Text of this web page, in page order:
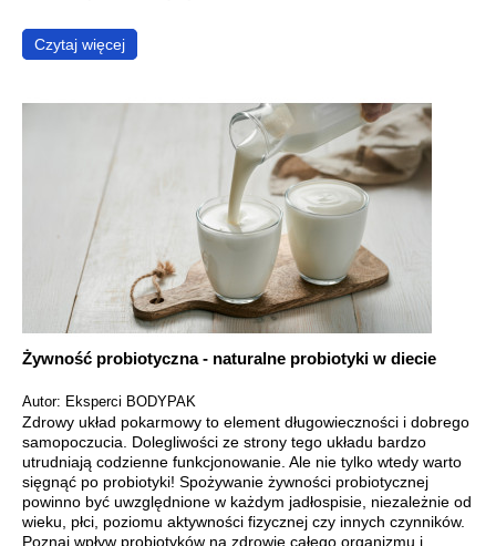
Czytaj więcej
Żywność probiotyczna - naturalne probiotyki w diecie
Autor: Eksperci BODYPAK
Zdrowy układ pokarmowy to element długowieczności i dobrego
samopoczucia. Dolegliwości ze strony tego układu bardzo
utrudniają codzienne funkcjonowanie. Ale nie tylko wtedy warto
sięgnąć po probiotyki! Spożywanie żywności probiotycznej
powinno być uwzględnione w każdym jadłospisie, niezależnie od
wieku, płci, poziomu aktywności fizycznej czy innych czynników.
Poznaj wpływ probiotyków na zdrowie całego organizmu i